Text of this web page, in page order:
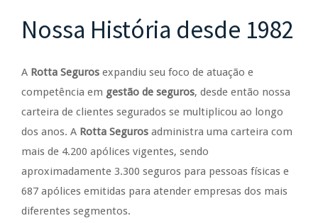
Nossa História desde 1982
A Rotta Seguros expandiu seu foco de atuação e
competência em gestão de seguros, desde então nossa
carteira de clientes segurados se multiplicou ao longo
dos anos. A Rotta Seguros administra uma carteira com
mais de 4.200 apólices vigentes, sendo
aproximadamente 3.300 seguros para pessoas físicas e
687 apólices emitidas para atender empresas dos mais
diferentes segmentos.